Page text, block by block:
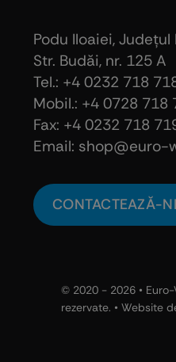
Podu Iloaiei, Judeţul
Str. Budăi, nr. 125 A
Tel.: +4 0232 718
Mobil.: +4 0728 718
Fax: +4 0232 718
Email: shop@euro-
CONTACTEAZĂ-
© 2020 - 2026 •
rezervate. • Website